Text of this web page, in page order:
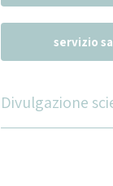
servizio
Divulgazione